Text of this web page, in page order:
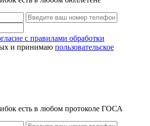
с правилами обработки
и принимаю пользовательское
есть в любом протоколе ГОСА